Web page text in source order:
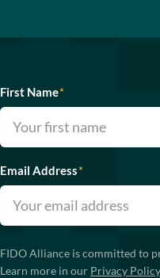
First Name*
Email Address*
FIDO Alliance is committed to
Learn more in our Privacy Policy